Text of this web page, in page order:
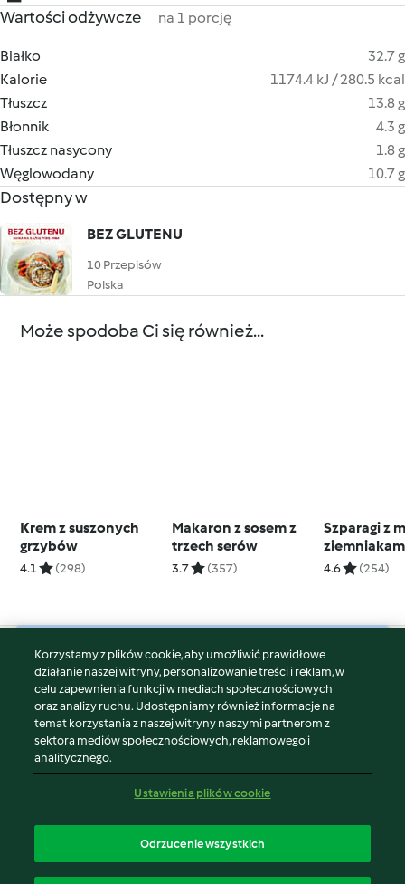
Wartości odżywcze na 1 porcję
Białko
32.7 g
Kalorie
1174.4 kJ / 280.5 kcal
Tłuszcz
13.8 g
Błonnik
4.3 g
Tłuszcz nasycony
1.8 g
Węglowodany
10.7 g
Dostępny w
BEZ GLUTENU
10 Przepisów
Polska
Może spodoba Ci się również...
Krem z suszonych
grzybów
4.1 (298)
Makaron z sosem z
trzech serów
3.7 (357)
Szparagi z
4.6 (254)
© Copyright 2026
Warunki korzystania
Polityka prywatności
Disclaimer
Znak wydawcy
Zgłoś treść
Oświadczenie o dostępności
Korzystamy z plików cookie, aby umożliwić prawidłowe
działanie naszej witryny, personalizowanie treści i reklam, w
celu zapewnienia funkcji w mediach społecznościowych
oraz analizy ruchu. Udostępniamy również informacje na
temat korzystania z naszej witryny naszymi partnerom z
sektora mediów społecznościowych, reklamowego i
analitycznego.
Ustawienia plików cookie
Odrzucenie wszystkich